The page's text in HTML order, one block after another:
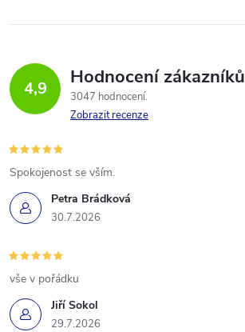
4,9 Hodnocení zákazníků
3047 hodnocení
Zobrazit recenze
Petra Brádková
30.7.2026
Spokojenost se vším.
Jiří Sokol
29.7.2026
vše v pořádku